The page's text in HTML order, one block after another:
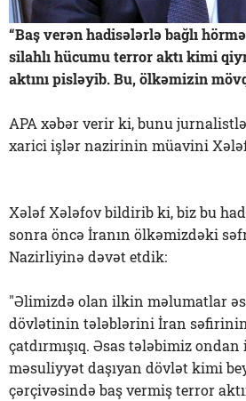
“Baş verən hadisələrlə bağlı
silahlı hücumu terror aktı kimi
aktını pisləyib. Bu, ölkəmizin
APA xəbər verir ki, bunu
xarici işlər nazirinin müavini
Xələf Xələfov bildirib ki, biz bu
sonra öncə İranın ölkəmizdəki
Nazirliyinə dəvət etdik:
"Əlimizdə olan ilkin məlumatlar
dövlətinin tələblərini İran
çatdırmışıq. Əsas tələbimiz
məsuliyyət daşıyan dövlət kimi
çərçivəsində baş vermiş terror